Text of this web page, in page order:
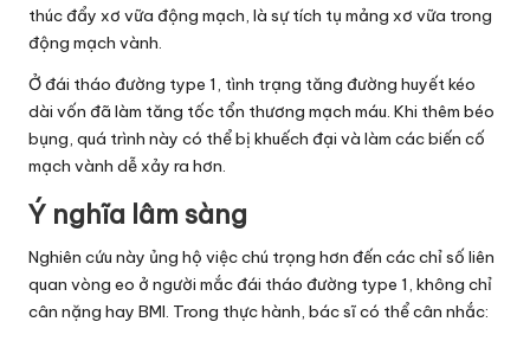
thúc đẩy xơ vữa động mạch, là sự tích tụ mảng xơ vữa trong
động mạch vành.
Ở đái tháo đường type 1, tình trạng tăng đường huyết kéo
dài vốn đã làm tăng tốc tổn thương mạch máu. Khi thêm béo
bụng, quá trình này có thể bị khuếch đại và làm các biến cố
mạch vành dễ xảy ra hơn.
Ý nghĩa lâm sàng
Nghiên cứu này ủng hộ việc chú trọng hơn đến các chỉ số liên
quan vòng eo ở người mắc đái tháo đường type 1, không chỉ
cân nặng hay BMI. Trong thực hành, bác sĩ có thể cân nhắc: